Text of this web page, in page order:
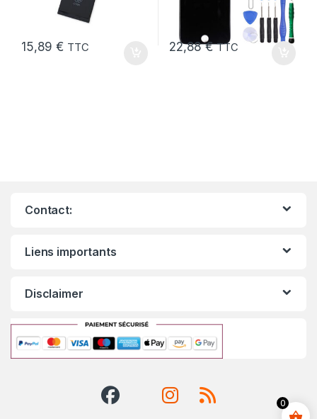
15,89€ TTC 22,88€ TTC
Contact:
Liens importants
Disclaimer
0